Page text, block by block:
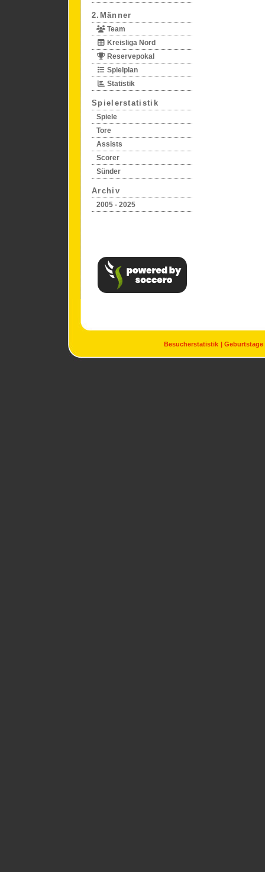
2.Männer
Team
Kreisliga Nord
Reservepokal
Spielplan
Statistik
Spielerstatistik
Spiele
Tore
Assists
Scorer
Sünder
Archiv
2005 - 2025
Besucherstatistik Geburtstage